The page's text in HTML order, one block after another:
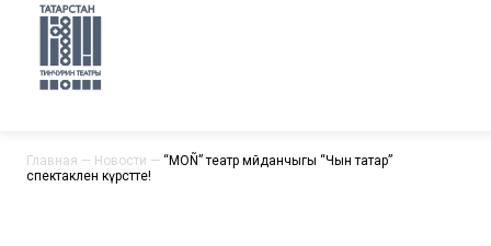
Главная — Новости — “МОÑ” театр мәйданчыгы “Чын татар”
спектаклен күрсәтте!